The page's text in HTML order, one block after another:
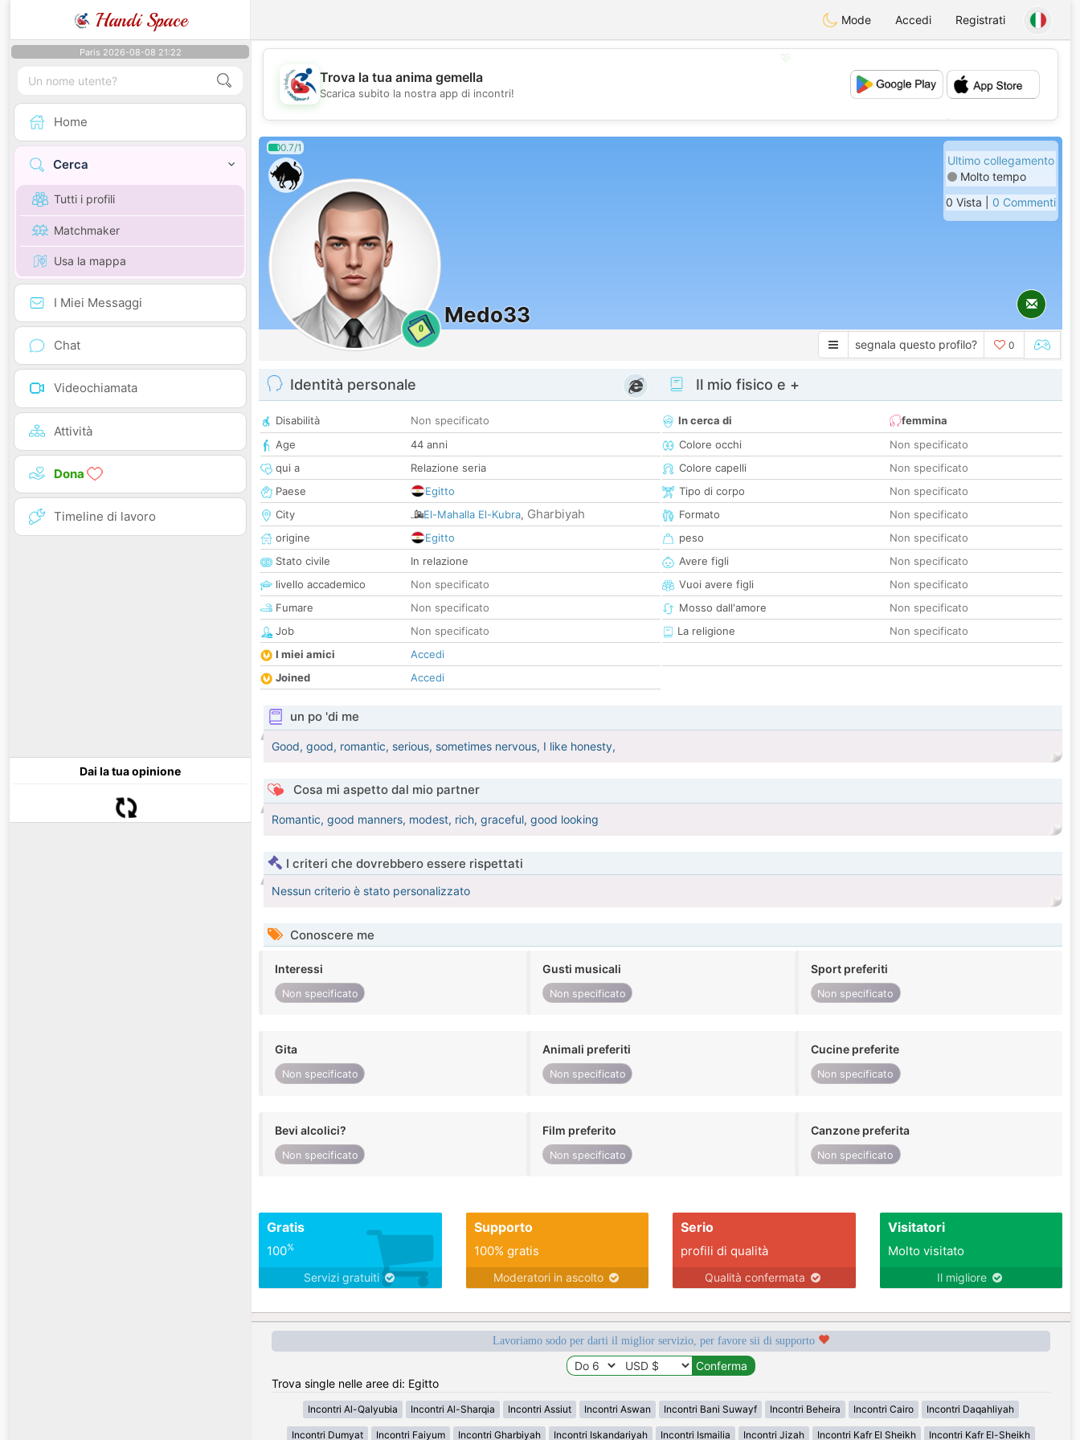
Handi Space Mode Accedi Registrati
Paris 2026-08-08 21:22
Home
Cerca
Tutti i profili
Matchmaker
Usa la mappa
I Miei Messaggi
Chat
Videochiamata
Attività
Dona
Timeline di lavoro
Dai la tua opinione
💖
💕
Trova la tua anima gemella
Scarica subito la nostra app di incontri!
0.7/1
0
Medo33
Ultimo collegamento
Molto tempo
0 Vista | 0 Commenti
segnala questo profilo? 0
Identità personale
Disabilità
Non specificato
Age
44 anni
qui a
Relazione seria
Paese
Egitto
City
El-Mahalla El-Kubra, Gharbiyah
origine
Egitto
Stato civile
In relazione
livello accademico
Non specificato
Fumare
Non specificato
Job
Non specificato
I miei amici
Accedi
Joined
Accedi
Il mio fisico e +
In cerca di
femmina
Colore occhi
Non specificato
Colore capelli
Non specificato
Tipo di corpo
Non specificato
Formato
Non specificato
peso
Non specificato
Avere figli
Non specificato
Vuoi avere figli
Non specificato
Mosso dall'amore
Non specificato
La religione
Non specificato
un po 'di me
Good, good, romantic, serious, sometimes nervous, I like honesty,
Cosa mi aspetto dal mio partner
Romantic, good manners, modest, rich, graceful, good looking
I criteri che dovrebbero essere rispettati
Nessun criterio è stato personalizzato
Conoscere me
Interessi
Non specificato
Gusti musicali
Non specificato
Sport preferiti
Non specificato
Gita
Non specificato
Animali preferiti
Non specificato
Cucine preferite
Non specificato
Bevi alcolici?
Non specificato
Film preferito
Non specificato
Canzone preferita
Non specificato
Gratis
100%
Servizi gratuiti
Supporto
100% gratis
Moderatori in ascolto
Serio
profili di qualità
Qualità confermata
Visitatori
Molto visitato
Il migliore
Lavoriamo sodo per darti il miglior servizio, per favore sii di supporto
Trova single nelle aree di: Egitto
Incontri Al-Qalyubia Incontri Al-Sharqia Incontri Assiut Incontri Aswan Incontri Bani Suwayf Incontri Beheira Incontri Cairo Incontri Daqahliyah
Incontri Dumyat Incontri Faiyum Incontri Gharbiyah Incontri Iskandariyah Incontri Ismailia Incontri Jizah Incontri Kafr El Sheikh Incontri Kafr El-Sheikh